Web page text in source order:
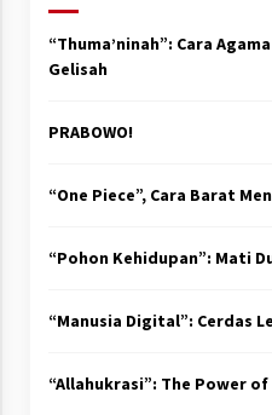
“Thuma’ninah”: Cara
Gelisah
PRABOWO!
“One Piece”, Cara Barat
“Pohon Kehidupan”: Mati
“Manusia Digital”: Cerdas
“Allahukrasi”: The Power